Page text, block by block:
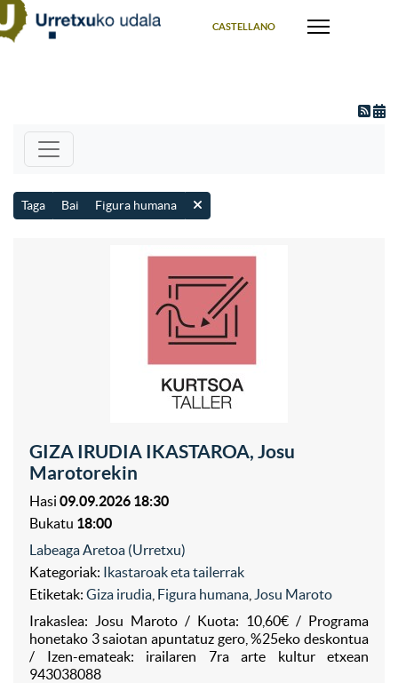
CASTELLANO
Taga Bai Figura humana
GIZA IRUDIA IKASTAROA, Josu
Marotorekin
Hasi 09.09.2026 18:30
Bukatu 18:00
Labeaga Aretoa (Urretxu)
Kategoriak: Ikastaroak eta tailerrak
Etiketak: Giza irudia Figura humana Josu Maroto
Irakaslea: Josu Maroto / Kuota: 10,60€ / Programa
honetako 3 saiotan apuntatuz gero, %25eko deskontua
/ Izen-emateak: irailaren 7ra arte kultur etxean
943038088